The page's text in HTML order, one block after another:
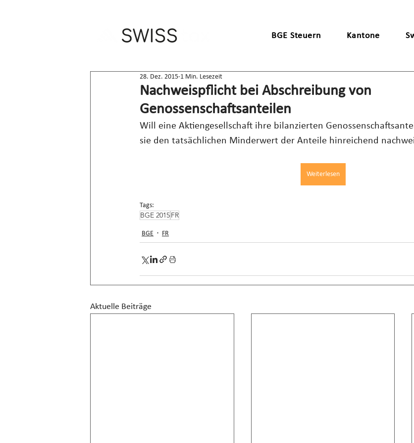
BGE Steuern Kantone
Nachweispflicht bei Abschreibung von
Genossenschaftsanteilen
28. Dez. 2015 1 Min. Lesezeit
Will eine Aktiengesellschaft ihre bilanzierten
sie den tatsächlichen Minderwert der Anteile hinreichend
Weiterlesen
Tags:
BGE 2015FR
BGE FR
Aktuelle Beiträge